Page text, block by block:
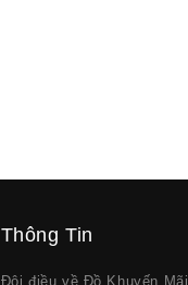
Thông Tin
Đôi điều về Đồ Khuyến Mãi